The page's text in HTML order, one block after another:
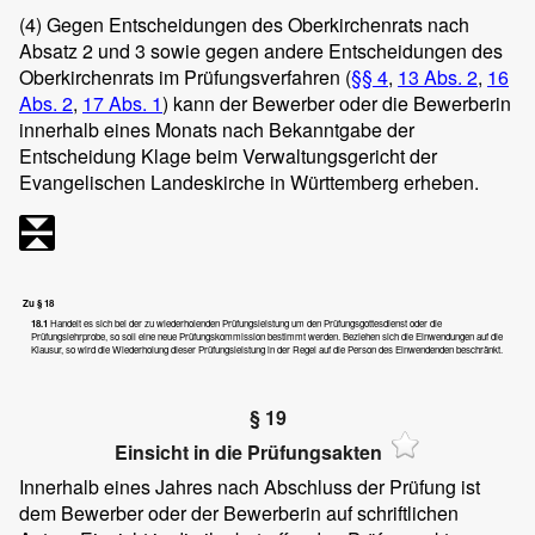
(4) Gegen Entscheidungen des Oberkirchenrats nach
Absatz 2 und 3 sowie gegen andere Entscheidungen des
Oberkirchenrats im Prüfungsverfahren (§§ 4, 13 Abs. 2, 16
Abs. 2, 17 Abs. 1) kann der Bewerber oder die Bewerberin
innerhalb eines Monats nach Bekanntgabe der
Entscheidung Klage beim Verwaltungsgericht der
Evangelischen Landeskirche in Württemberg erheben.
Zu § 18
18.1 Handelt es sich bei der zu wiederholenden Prüfungsleistung um den Prüfungsgottesdienst oder die
Prüfungslehrprobe, so soll eine neue Prüfungskommission bestimmt werden. Beziehen sich die Einwendungen auf die
Klausur, so wird die Wiederholung dieser Prüfungsleistung in der Regel auf die Person des Einwendenden beschränkt.
§ 19
Einsicht in die Prüfungsakten
Innerhalb eines Jahres nach Abschluss der Prüfung ist
dem Bewerber oder der Bewerberin auf schriftlichen